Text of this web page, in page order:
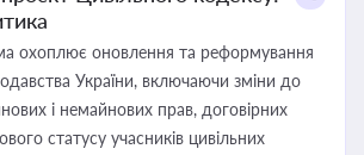
охоплює оновлення та реформування
України, включаючи зміни до
і немайнових прав, договірних
статусу учасників цивільних